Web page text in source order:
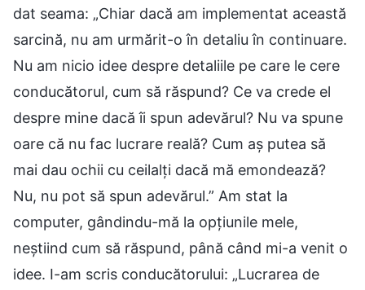
dat seama: „Chiar dacă am implementat această
sarcină, nu am urmărit-o în detaliu în continuare.
Nu am nicio idee despre detaliile pe care le cere
conducătorul, cum să răspund? Ce va crede el
despre mine dacă îi spun adevărul? Nu va spune
oare că nu fac lucrare reală? Cum aș putea să
mai dau ochii cu ceilalți dacă mă emondează?
Nu, nu pot să spun adevărul.” Am stat la
computer, gândindu-mă la opțiunile mele,
neștiind cum să răspund, până când mi-a venit o
idee. I-am scris conducătorului: „Lucrarea de